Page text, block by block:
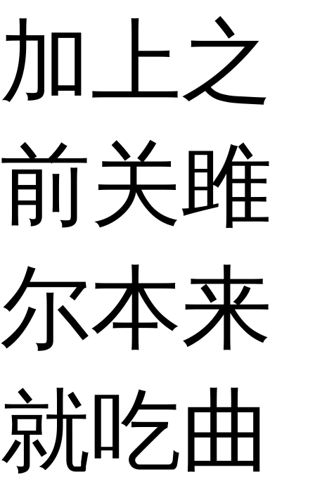
加上之
前关雎
尔本来
就吃曲